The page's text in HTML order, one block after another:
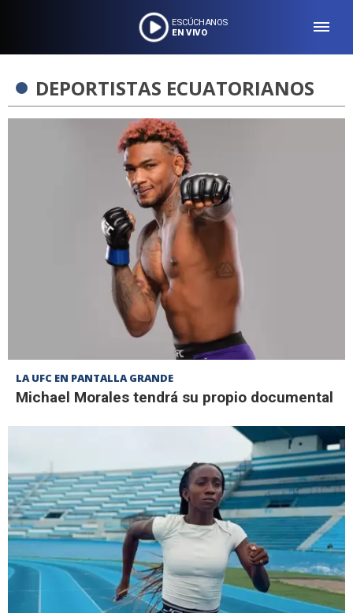
ESCÚCHANOS
EN VIVO
DEPORTISTAS ECUATORIANOS
LA UFC EN PANTALLA GRANDE
Michael Morales tendrá su propio documental